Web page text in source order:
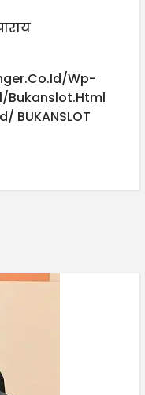
wp-
bukanslot.html
BUKANSLOT